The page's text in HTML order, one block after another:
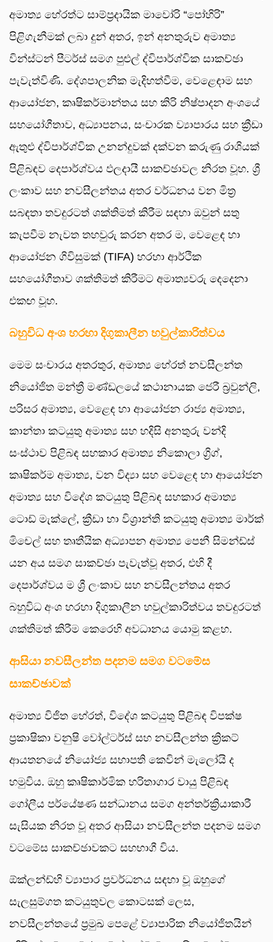
අමාත්‍ය හේරත්ට සාම්ප්‍රදායික මාවෝරි “පෝහිරි”
පිළිගැනීමක් ලබා දුන් අතර, ඉන් අනතුරුව අමාත්‍ය
වින්ස්ටන් පීටර්ස් සමග පුළුල් ද්විපාර්ශ්වික සාකච්ඡා
පැවැත්විණි. දේශපාලනික මැදිහත්වීම, වෙළෙඳාම සහ
ආයෝජන, කෘෂිකර්මාන්තය සහ කිරි නිෂ්පාදන අංශයේ
සහයෝගීතාව, අධ්‍යාපනය, සංචාරක ව්‍යාපාරය සහ ක්‍රීඩා
ඇතුළු ද්විපාර්ශ්වික උනන්දුවක් දක්වන කරුණු රාශියක්
පිළිබඳව දෙපාර්ශ්වය ඵලදායී සාකච්ඡාවල නිරත වූහ. ශ්‍රී
ලංකාව සහ නවසීලන්තය අතර වර්ධනය වන මිත්‍ර
සබඳතා තවදුරටත් ශක්තිමත් කිරීම සඳහා ඔවුන් සතු
කැපවීම නැවත තහවුරු කරන අතර ම, වෙළෙඳ හා
ආයෝජන ගිවිසුමක් (TIFA) හරහා ආර්ථික
සහයෝගීතාව ශක්තිමත් කිරීමට අමාත්‍යවරු දෙදෙනා
එකඟ වූහ.
බහුවිධ අංශ හරහා දිගුකාලීන හවුල්කාරිත්වය
මෙම සංචාරය අතරතුර, අමාත්‍ය හේරත් නවසීලන්ත
නියෝජිත මන්ත්‍රී මණ්ඩලයේ කථානායක ජෙරී බ්‍රවුන්ලි,
පරිසර අමාත්‍ය, වෙළෙඳ හා ආයෝජන රාජ්‍ය අමාත්‍ය,
කාන්තා කටයුතු අමාත්‍ය සහ හදිසි අනතුරු වන්දි
සංස්ථාව පිළිබඳ සහකාර අමාත්‍ය නිකොලා ග්‍රිග්,
කෘෂිකර්ම අමාත්‍ය, වන විද්‍යා සහ වෙළෙඳ හා ආයෝජන
අමාත්‍ය සහ විදේශ කටයුතු පිළිබඳ සහකාර අමාත්‍ය
ටොඩ් මැක්ලේ, ක්‍රීඩා හා විශ්‍රාන්ති කටයුතු අමාත්‍ය මාර්ක්
මිචෙල් සහ තෘතීයික අධ්‍යාපන අමාත්‍ය පෙනී සිමන්ඩ්ස්
යන අය සමග සාකච්ඡා පැවැත්වූ අතර, එහි දී
දෙපාර්ශ්වය ම ශ්‍රී ලංකාව සහ නවසීලන්තය අතර
බහුවිධ අංශ හරහා දිගුකාලීන හවුල්කාරිත්වය තවදුරටත්
ශක්තිමත් කිරීම කෙරෙහි අවධානය යොමු කළහ.
ආසියා නවසීලන්ත පදනම සමග වටමේස
සාකච්ඡාවක්
අමාත්‍ය විජිත හේරත්, විදේශ කටයුතු පිළිබඳ විපක්ෂ
ප්‍රකාෂිකා වනුෂි වෝල්ටර්ස් සහ නවසීලන්ත ක්‍රිකට්
ආයතනයේ නියෝජ්‍ය සභාපති කෙවින් මැලෝයි ද
හමුවිය. ඔහු කෘෂිකාර්මික හරිතාගාර වායු පිළිබඳ
ගෝලීය පර්යේෂණ සන්ධානය සමග අන්තර්ක්‍රියාකාරී
සැසියක නිරත වූ අතර ආසියා නවසීලන්ත පදනම සමග
වටමේස සාකච්ඡාවකට සහභාගී විය.
ඕක්ලන්ඩ්හි ව්‍යාපාර ප්‍රවර්ධනය සඳහා වූ ඔහුගේ
සැලසුම්ගත කටයුතුවල කොටසක් ලෙස,
නවසීලන්තයේ ප්‍රමුඛ පෙළේ ව්‍යාපාරික නියෝජිතයින්